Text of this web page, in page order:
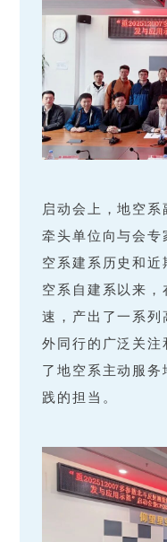
启动会上，地空系
牵头单位向与会专
空系建系历史和近
空系自建系以来，
速，产出了一系列
外同行的广泛关注
了地空系主动服务
践的担当。